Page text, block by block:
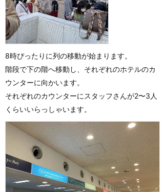
8時ぴったりに列の移動が始まります。
階段で下の階へ移動し、それぞれのホテルのカ
ウンターに向かいます。
それぞれのカウンターにスタッフさんが2〜3人
くらいいらっしゃいます。